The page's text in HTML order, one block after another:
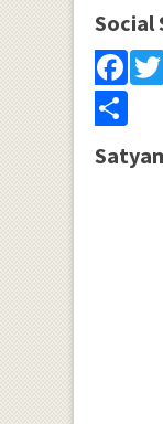
Social